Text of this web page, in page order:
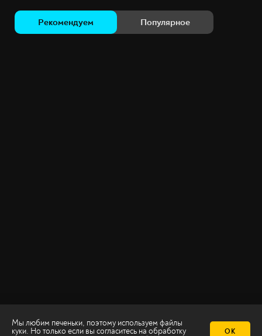
Рекомендуем Популярное
Мы любим печеньки, поэтому используем файлы
куки. Но только если вы согласитесь на обработку
ОК